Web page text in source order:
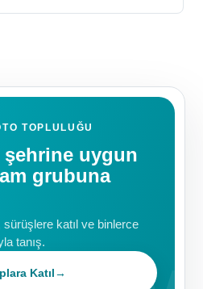
TOPLULUĞU
şehrine uygun
grubuna
katıl ve binlerce
tanış.
Katıl→